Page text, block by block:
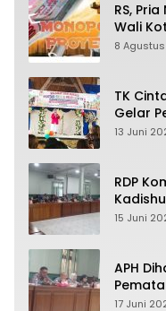
RS,
Wali
Bagi
8
TK
Gelar
13 Juni
RDP
Alasan
15 Juni
APH
17 Juni